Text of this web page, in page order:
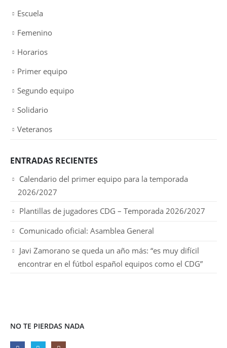
Escuela
Femenino
Horarios
Primer equipo
Segundo equipo
Solidario
Veteranos
ENTRADAS RECIENTES
Calendario del primer equipo para la temporada
2026/2027
Plantillas de jugadores CDG – Temporada 2026/2027
Comunicado oficial: Asamblea General
Javi Zamorano se queda un año más: “es muy difícil
encontrar en el fútbol español equipos como el CDG”
NO TE PIERDAS NADA